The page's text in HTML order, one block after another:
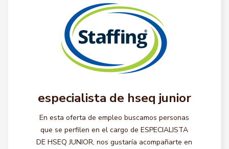
especialista de hseq junior
En esta oferta de empleo buscamos personas
que se perfilen en el cargo de ESPECIALISTA
DE HSEQ JUNIOR, nos gustaría acompañarte en